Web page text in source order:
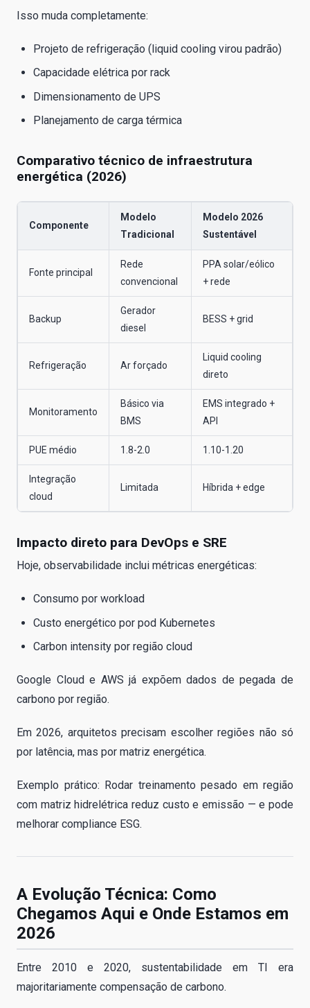
Isso muda completamente:
Projeto de refrigeração (liquid cooling virou padrão)
Capacidade elétrica por rack
Dimensionamento de UPS
Planejamento de carga térmica
Comparativo técnico de infraestrutura
energética (2026)
Componente
Modelo
Tradicional
Modelo 2026
Sustentável
Fonte principal
Rede
convencional
PPA solar/eólico
+ rede
Backup
Gerador
diesel
BESS + grid
Refrigeração Ar forçado
Liquid cooling
direto
Monitoramento
Básico via
BMS
EMS integrado +
API
PUE médio 1.8-2.0 1.10-1.20
Integração
cloud
Limitada Híbrida + edge
Impacto direto para DevOps e SRE
Hoje, observabilidade inclui métricas energéticas:
Consumo por workload
Custo energético por pod Kubernetes
Carbon intensity por região cloud
Google Cloud e AWS já expõem dados de pegada de
carbono por região.
Em 2026, arquitetos precisam escolher regiões não só
por latência, mas por matriz energética.
Exemplo prático: Rodar treinamento pesado em região
com matriz hidrelétrica reduz custo e emissão — e pode
melhorar compliance ESG.
A Evolução Técnica: Como
Chegamos Aqui e Onde Estamos em
2026
Entre 2010 e 2020, sustentabilidade em TI era
majoritariamente compensação de carbono.